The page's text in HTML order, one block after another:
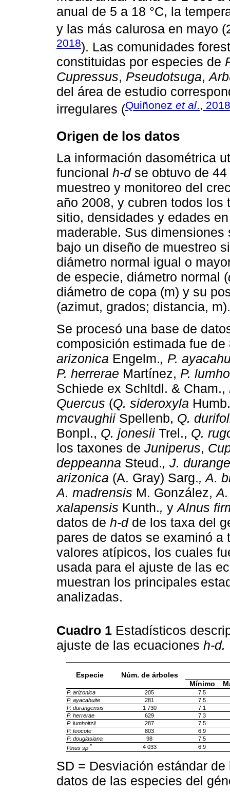
anual de 5 a 18 °C, la
y las más calurosa en mayo
2018). Las comunidades
constituidas por especies de
Cupressus, Pseudotsuga,
del área de estudio
irregulares (Quiñonez et al., 2018
Origen de los datos
La información dasométrica
funcional h-dse obtuvo de 44
muestreo y monitoreo del
año 2008, y cubren todos
sitio, densidades y edades
maderable. Sus
bajo un diseño de muestreo
diámetro normal igual o
de especie, diámetro normal (
diámetro de copa (m) y su
(azimut, grados; distancia, m).
Se procesó una base de
composición estimada fue
arizonica Engelm., P.
P. herrerae Martínez, P.
Schiede ex Schltdl. & Cham.,
Quercus (Q. sideroxyla
mcvaughii Spellenb, Q.
Bonpl., Q. jonesii Trel., Q.
los taxones de Juniperus,
deppeanna Steud., J.
arizonica (A. Gray) Sarg., A.
A. madrensis M. González,
xalapensis Kunth., y Alnus
datos de h-dde los taxa del
pares de datos se examinó a
valores atípicos, los cuales
usada para el ajuste de las
muestran los principales
analizadas.
Cuadro 1 Estadísticos
ajuste de las ecuaciones h-d.
Especie
Núm. de árboles
Mínimo
P. arizonica 205
7.5
P. ayacahuite
281
7.5
P. durangensis
1 730
7.1
P. herrerae
629
7.3
P. lumholtzii
287
7.5
P. teocote
803
6.9
P. douglasiana
98
7.5
Pinus sp * 4 033 6.9
SD = Desviación estándar
datos de las especies del